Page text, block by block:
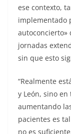
ese contexto,
implementado
autoconcierto»
jornadas
sin que esto
“Realmente
y León, sino
aumentando
pacientes es
no es